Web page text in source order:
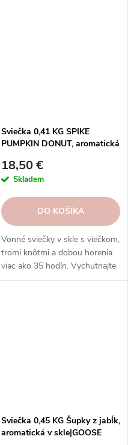
Sviečka 0,41 KG SPIKE
PUMPKIN DONUT, aromatická
18,50 €
Skladem
DO KOŠÍKA
Vonné sviečky v skle s viečkom,
tromi knôtmi a dobou horenia
viac ako 35 hodín. Vychutnajte
si rozmanitosť vôní a
Sviečka 0,45 KG Šupky z jabĺk,
aromatická v skle|GOOSE